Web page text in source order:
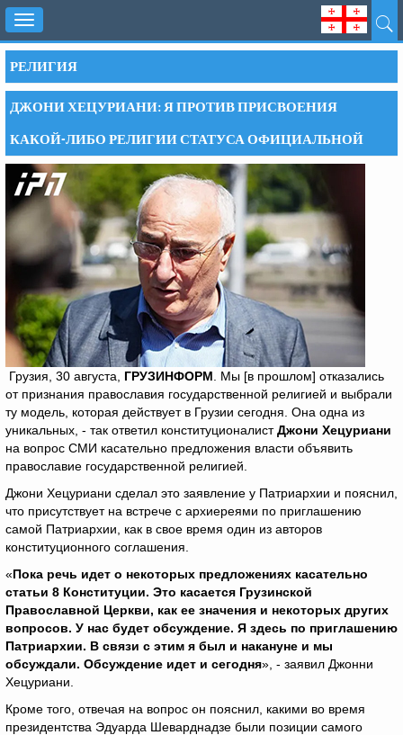
Toggle
navigation
РЕЛИГИЯ
ДЖОНИ ХЕЦУРИАНИ: Я ПРОТИВ ПРИСВОЕНИЯ
КАКОЙ-ЛИБО РЕЛИГИИ СТАТУСА ОФИЦИАЛЬНОЙ
Грузия, 30 августа, ГРУЗИНФОРМ . Мы [в прошлом] отказались
от признания православия государственной религией и выбрали
ту модель, которая действует в Грузии сегодня. Она одна из
уникальных, - так ответил конституционалистДжони Хецуриани
на вопрос СМИ касательно предложения власти объявить
православие государственной религией.
Джони Хецуриани сделал это заявление у Патриархии и пояснил,
что присутствует на встрече с архиереями по приглашению
самой Патриархии, как в свое время один из авторов
конституционного соглашения.
«Пока речь идет о некоторых предложениях касательно
статьи 8 Конституции. Это касается Грузинской
Православной Церкви, как ее значения и некоторых других
вопросов. У нас будет обсуждение. Я здесь по приглашению
Патриархии. В связи с этим я был и накануне и мы
обсуждали. Обсуждение идет и сегодня», - заявил Джонни
Хецуриани.
Кроме того, отвечая на вопрос он пояснил, какими во время
президентства Эдуарда Шеварднадзе были позиции самого